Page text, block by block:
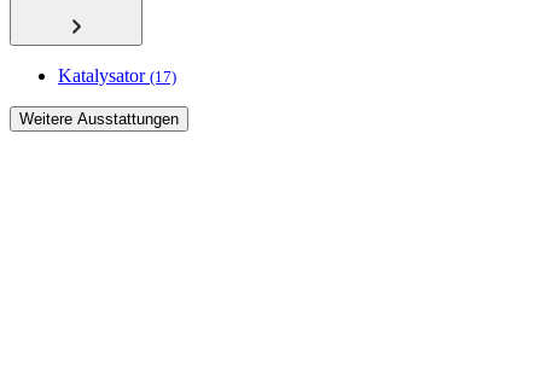
Katalysator (17)
Weitere Ausstattungen